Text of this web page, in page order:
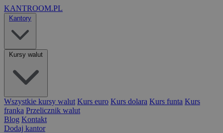
KANTROOM.PL
Kantory
Kursy walut
Wszystkie kursy walut Kurs euro Kurs dolara Kurs funta Kurs
franka Przelicznik walut
Blog Kontakt
Dodaj kantor